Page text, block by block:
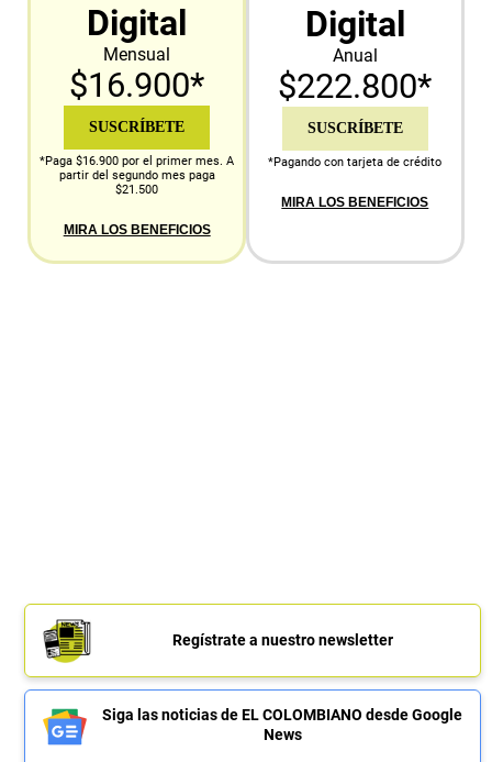
Digital
Mensual
$16.900*
SUSCRÍBETE
*Paga $16.900 por el primer mes. A
partir del segundo mes paga
$21.500
MIRA LOS BENEFICIOS
Digital
Anual
$222.800*
SUSCRÍBETE
*Pagando con tarjeta de crédito
MIRA LOS BENEFICIOS
Regístrate a nuestro newsletter
Siga las noticias de EL COLOMBIANO desde Google
News